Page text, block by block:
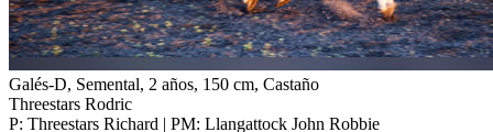
Galés-D, Semental, 2 años, 150 cm, Castaño
Threestars Rodric
P: Threestars Richard | PM: Llangattock John Robbie